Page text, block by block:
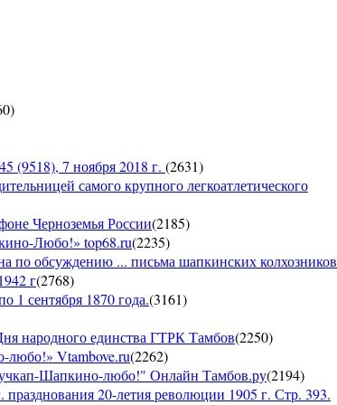
)
7 ноября 2018 г. (2631)
самого крупного легкоатлетического
Черноземья России(2185)
Любо!» top68.ru(2235)
по обсуждению ... письма шапкинских колхозников
г(2768)
1 сентября 1870 года.(3161)
народного единства ГТРК Тамбов(2250)
любо!» Vtambove.ru(2262)
Шапкино-любо!" Онлайн Тамбов.ру(2194)
20-летия революции 1905 г. Стр. 393.